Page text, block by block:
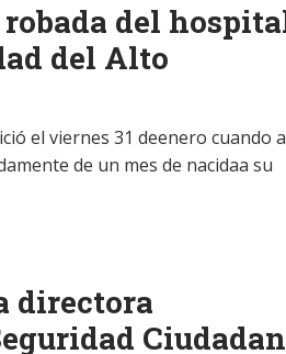
robada del
del Alto
el viernes 31 deenero cuando
de un mes de nacidaa su
directora